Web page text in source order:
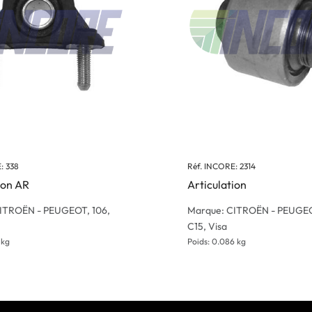
338
AR
- PEUGEOT, 106,
Réf. INCORE: 2314
Articulation
Marque: CITROËN -
C15, Visa
Poids: 0.086 kg